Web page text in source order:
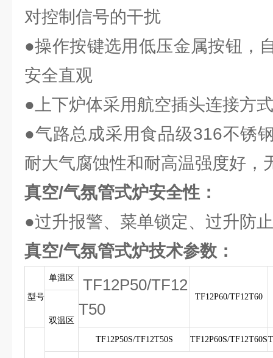
对控制信号的干扰
●操作按键选用低压金属按钮，
安全直观
●上下炉体采用航空插头连接方
●气路总成采用食品级316不锈
耐大气腐蚀性和耐高温强度好，
真空/气氛管式炉安全性：
●过升报警、菜单锁定、过升防
真空/气氛管式炉技术参数：
型号
单温区
TF12P50/TF12
T50
TF12P60/TF12T60
双温区
TF12P50S/TF12T50S TF12P60S/TF12T60S